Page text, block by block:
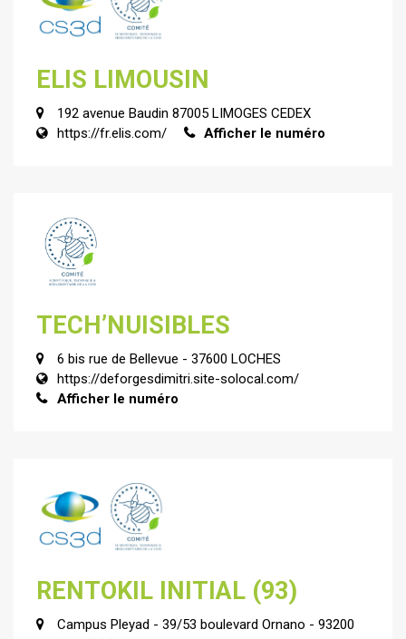
ELIS LIMOUSIN
192 avenue Baudin 87005 LIMOGES CEDEX
https://fr.elis.com/
Afficher le numéro
TECH’NUISIBLES
6 bis rue de Bellevue - 37600 LOCHES
https://deforgesdimitri.site-solocal.com/
Afficher le numéro
RENTOKIL INITIAL (93)
Campus Pleyad - 39/53 boulevard Ornano - 93200